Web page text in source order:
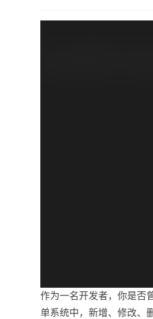
作为一名开发者，你是否
单系统中，新增、修改、